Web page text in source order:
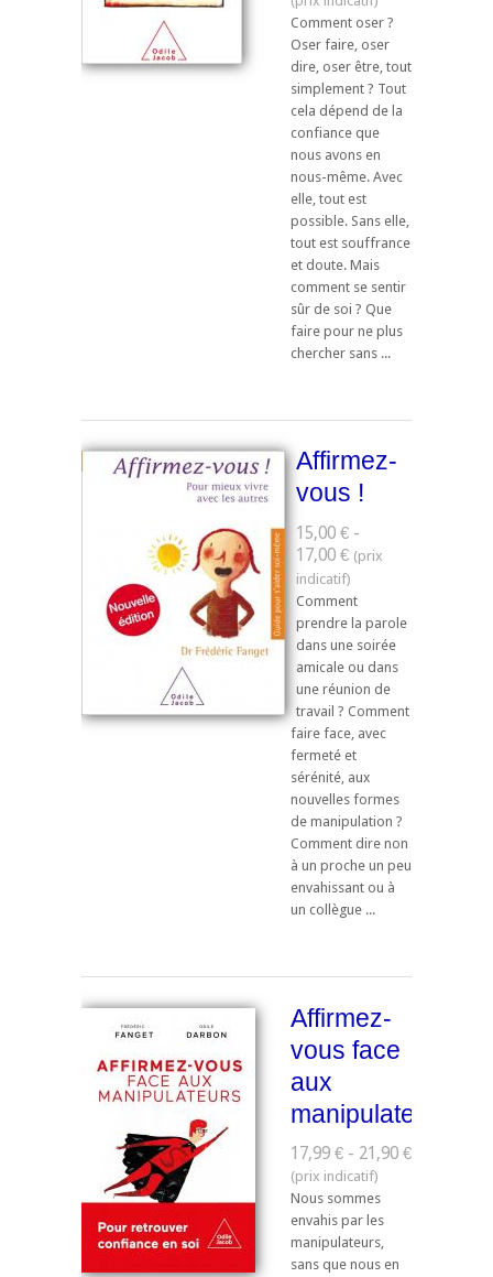
Comment oser ?
Oser faire, oser
dire, oser être, tout
simplement ? Tout
cela dépend de la
confiance que
nous avons en
nous-même. Avec
elle, tout est
possible. Sans elle,
tout est souffrance
et doute. Mais
comment se sentir
sûr de soi ? Que
faire pour ne plus
chercher sans ...
Affirmez-
vous !
15,00 € -
17,00 €
Comment
prendre la parole
dans une soirée
amicale ou dans
une réunion de
travail ? Comment
faire face, avec
fermeté et
sérénité, aux
nouvelles formes
de manipulation ?
Comment dire non
à un proche un peu
envahissant ou à
un collègue ...
Affirmez-
vous face
aux
manipulateurs
17,99 € - 21,90 €
Nous sommes
envahis par les
manipulateurs,
sans que nous en